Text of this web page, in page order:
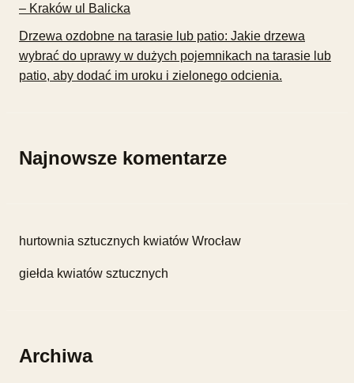
– Kraków ul Balicka
Drzewa ozdobne na tarasie lub patio: Jakie drzewa
wybrać do uprawy w dużych pojemnikach na tarasie lub
patio, aby dodać im uroku i zielonego odcienia.
Najnowsze komentarze
hurtownia sztucznych kwiatów Wrocław
giełda kwiatów sztucznych
Archiwa